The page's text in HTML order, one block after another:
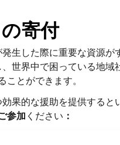
寄付
生した際に重要な資源が
世界中で困っている地域
ことができます。
果的な援助を提供すると
参加 ください ：